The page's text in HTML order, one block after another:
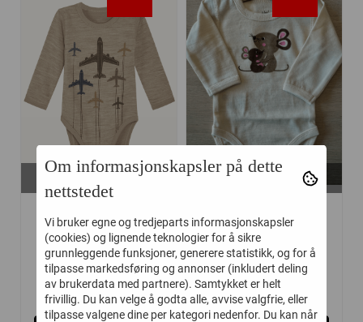
På lager i
56, 68, 80
BODY ...
369,- 185,-
På lager i
BODY ...
369,- 185,-
Om informasjonskapsler på dette
nettstedet
Vi bruker egne og tredjeparts informasjonskapsler
(cookies) og lignende teknologier for å sikre
grunnleggende funksjoner, generere statistikk, og for å
tilpasse markedsføring og annonser (inkludert deling
av brukerdata med partnere). Samtykket er helt
frivillig. Du kan velge å godta alle, avvise valgfrie, eller
tilpasse valgene dine per kategori nedenfor. Du kan når